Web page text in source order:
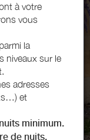
à votre
vous
la
niveaux sur le
adresses
et
minimum.
de nuits.
€ par nuit :
de 3 € par
de 6 € par
par nuit.